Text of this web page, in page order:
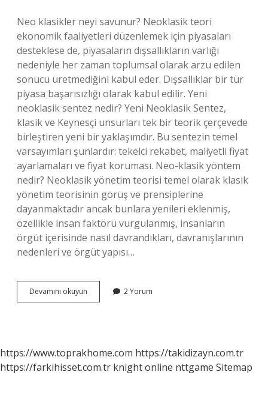
Neo klasikler neyi savunur? Neoklasik teori
ekonomik faaliyetleri düzenlemek için piyasaları
desteklese de, piyasaların dışsallıkların varlığı
nedeniyle her zaman toplumsal olarak arzu edilen
sonucu üretmediğini kabul eder. Dışsallıklar bir tür
piyasa başarısızlığı olarak kabul edilir. Yeni
neoklasik sentez nedir? Yeni Neoklasik Sentez,
klasik ve Keynesçi unsurları tek bir teorik çerçevede
birleştiren yeni bir yaklaşımdır. Bu sentezin temel
varsayımları şunlardır: tekelci rekabet, maliyetli fiyat
ayarlamaları ve fiyat koruması. Neo-klasik yöntem
nedir? Neoklasik yönetim teorisi temel olarak klasik
yönetim teorisinin görüş ve prensiplerine
dayanmaktadır ancak bunlara yenileri eklenmiş,
özellikle insan faktörü vurgulanmış, insanların
örgüt içerisinde nasıl davrandıkları, davranışlarının
nedenleri ve örgüt yapısı…
Devamını okuyun
Klasik
2 Yorum
https://www.toprakhome.com https://takidizayn.com.tr
https://farkihisset.com.tr knight online nttgame Sitemap